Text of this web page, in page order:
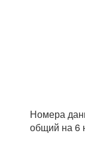
Номера
общий на 6